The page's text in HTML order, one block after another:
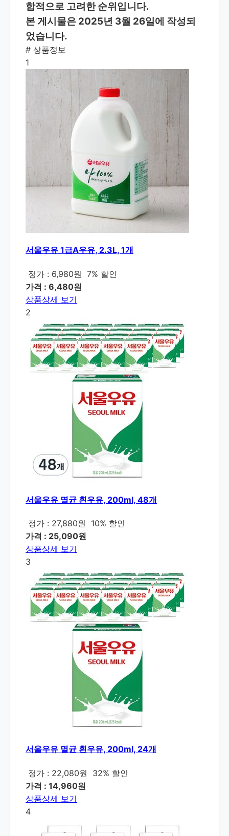
합적으로 고려한 순위입니다.
본 게시물은 2025년 3월 26일에 작성되
었습니다.
# 상품정보
1
서울우유 1급A우유, 2.3L, 1개
정가 : 6,980원 7% 할인
가격 : 6,480원
상품상세 보기
2
서울우유 멸균 흰우유, 200ml, 48개
정가 : 27,880원
10% 할인
가격 : 25,090원
상품상세 보기
3
서울우유 멸균 흰우유, 200ml, 24개
정가 : 22,080원
32% 할인
가격 : 14,960원
상품상세 보기
4